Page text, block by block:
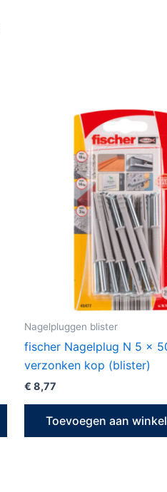
Nagelpluggen blister
fischer Nagelplug N 5 x
verzonken kop (blister)
€ 8,77
Toevoegen aan